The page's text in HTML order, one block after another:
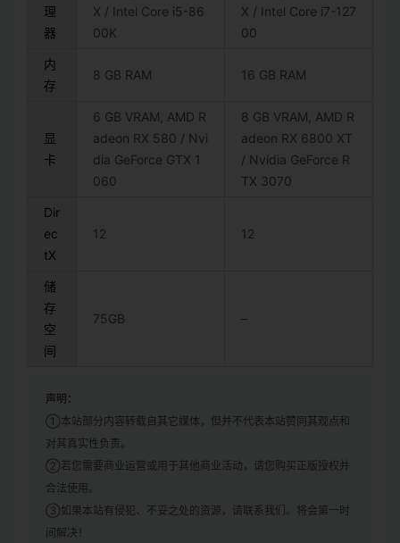
理
器
X / Intel Core i5-86
00K
X / Intel Core i7-127
00
内
存
8 GB RAM 16 GB RAM
显
卡
6 GB VRAM, AMD R
adeon RX 580 / Nvi
dia GeForce GTX 1
060
8 GB VRAM, AMD R
adeon RX 6800 XT
/ Nvidia GeForce R
TX 3070
Dir
ec
tX
12 12
储
存
空
间
75GB –
声明：
①本站部分内容转载自其它媒体，但并不代表本站赞同其观点和
对其真实性负责。
②若您需要商业运营或用于其他商业活动，请您购买正版授权并
合法使用。
③如果本站有侵犯、不妥之处的资源，请联系我们。将会第一时
间解决！